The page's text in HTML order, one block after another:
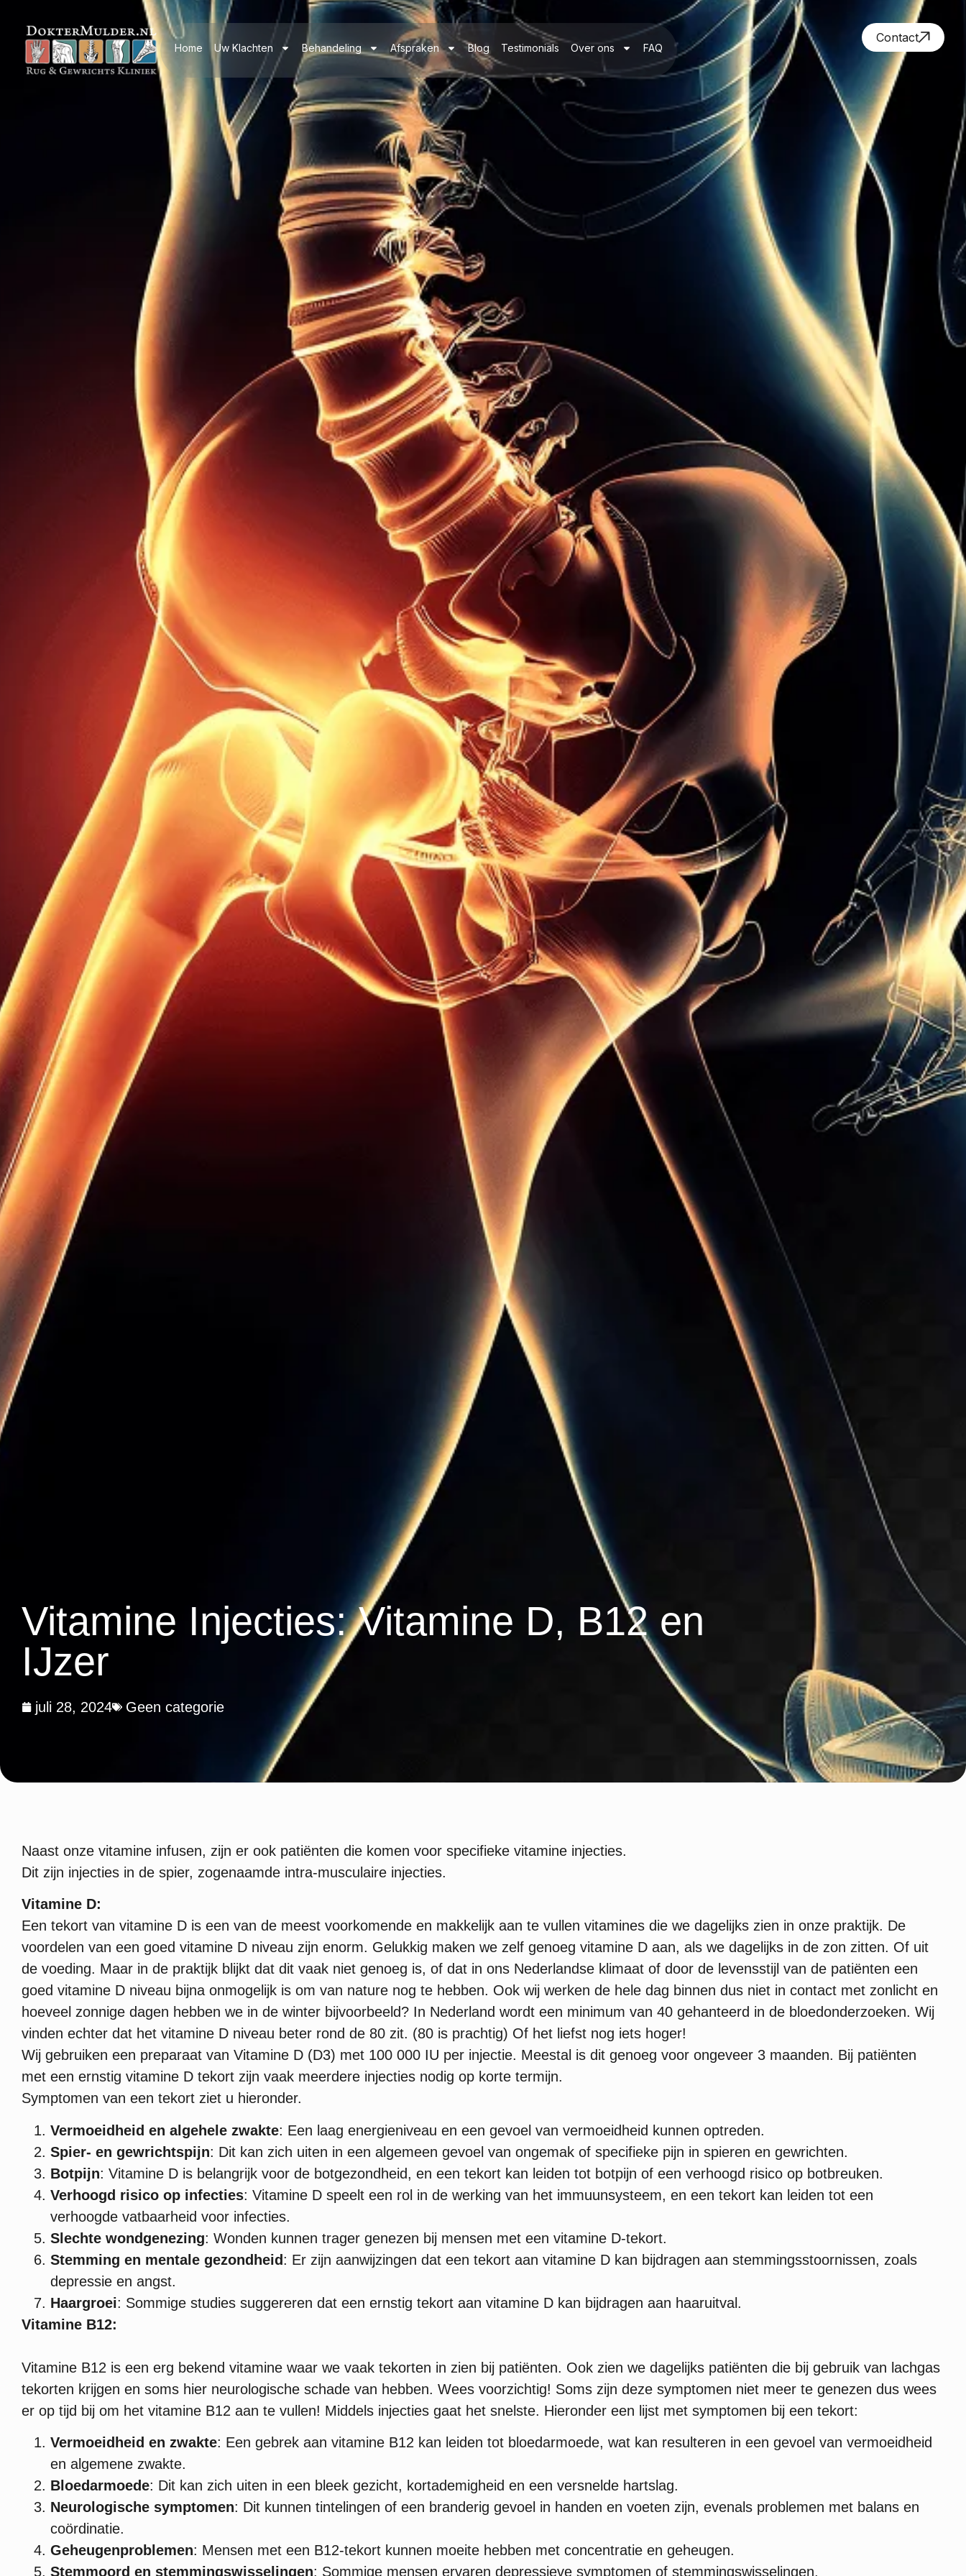
Home Uw Klachten Behandeling Afspraken Blog Testimonials Over ons FAQ
Contact
Vitamine Injecties: Vitamine D, B12 en
IJzer
juli 28, 2024 Geen categorie
Naast onze vitamine infusen, zijn er ook patiënten die komen voor specifieke vitamine injecties.
Dit zijn injecties in de spier, zogenaamde intra-musculaire injecties.
Vitamine D:
Een tekort van vitamine D is een van de meest voorkomende en makkelijk aan te vullen vitamines die we dagelijks zien in onze praktijk. De
voordelen van een goed vitamine D niveau zijn enorm. Gelukkig maken we zelf genoeg vitamine D aan, als we dagelijks in de zon zitten. Of uit
de voeding. Maar in de praktijk blijkt dat dit vaak niet genoeg is, of dat in ons Nederlandse klimaat of door de levensstijl van de patiënten een
goed vitamine D niveau bijna onmogelijk is om van nature nog te hebben. Ook wij werken de hele dag binnen dus niet in contact met zonlicht en
hoeveel zonnige dagen hebben we in de winter bijvoorbeeld? In Nederland wordt een minimum van 40 gehanteerd in de bloedonderzoeken. Wij
vinden echter dat het vitamine D niveau beter rond de 80 zit. (80 is prachtig) Of het liefst nog iets hoger!
Wij gebruiken een preparaat van Vitamine D (D3) met 100 000 IU per injectie. Meestal is dit genoeg voor ongeveer 3 maanden. Bij patiënten
met een ernstig vitamine D tekort zijn vaak meerdere injecties nodig op korte termijn.
Symptomen van een tekort ziet u hieronder.
Vermoeidheid en algehele zwakte: Een laag energieniveau en een gevoel van vermoeidheid kunnen optreden.
Spier- en gewrichtspijn: Dit kan zich uiten in een algemeen gevoel van ongemak of specifieke pijn in spieren en gewrichten.
Botpijn: Vitamine D is belangrijk voor de botgezondheid, en een tekort kan leiden tot botpijn of een verhoogd risico op botbreuken.
Verhoogd risico op infecties: Vitamine D speelt een rol in de werking van het immuunsysteem, en een tekort kan leiden tot een
verhoogde vatbaarheid voor infecties.
Slechte wondgenezing: Wonden kunnen trager genezen bij mensen met een vitamine D-tekort.
Stemming en mentale gezondheid : Er zijn aanwijzingen dat een tekort aan vitamine D kan bijdragen aan stemmingsstoornissen, zoals
depressie en angst.
Haargroei: Sommige studies suggereren dat een ernstig tekort aan vitamine D kan bijdragen aan haaruitval.
Vitamine B12:
Vitamine B12 is een erg bekend vitamine waar we vaak tekorten in zien bij patiënten. Ook zien we dagelijks patiënten die bij gebruik van lachgas
tekorten krijgen en soms hier neurologische schade van hebben. Wees voorzichtig! Soms zijn deze symptomen niet meer te genezen dus wees
er op tijd bij om het vitamine B12 aan te vullen! Middels injecties gaat het snelste. Hieronder een lijst met symptomen bij een tekort:
Vermoeidheid en zwakte: Een gebrek aan vitamine B12 kan leiden tot bloedarmoede, wat kan resulteren in een gevoel van vermoeidheid
en algemene zwakte.
Bloedarmoede: Dit kan zich uiten in een bleek gezicht, kortademigheid en een versnelde hartslag.
Neurologische symptomen: Dit kunnen tintelingen of een branderig gevoel in handen en voeten zijn, evenals problemen met balans en
coördinatie.
Geheugenproblemen: Mensen met een B12-tekort kunnen moeite hebben met concentratie en geheugen.
Stemmoord en stemmingswisselingen: Sommige mensen ervaren depressieve symptomen of stemmingswisselingen.